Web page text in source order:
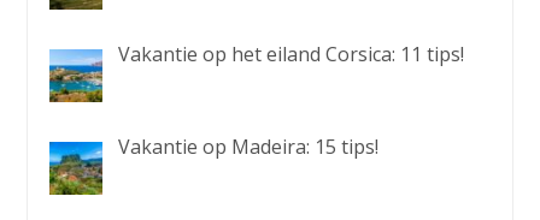
Vakantie op het eiland Corsica: 11 tips!
Vakantie op Madeira: 15 tips!